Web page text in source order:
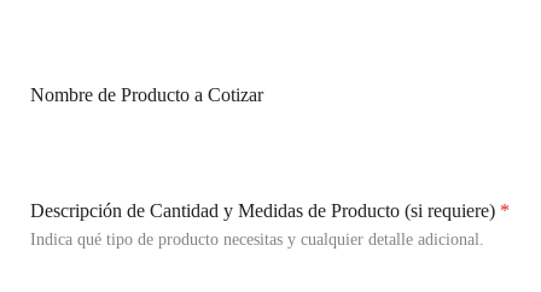
Nombre de Producto a Cotizar
Descripción de Cantidad y Medidas de Producto (si requiere) *
Indica qué tipo de producto necesitas y cualquier detalle adicional.